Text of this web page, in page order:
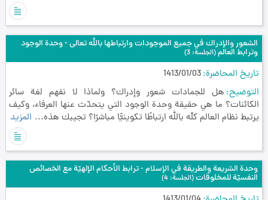
الشعور والإدراك في جميع الموجودات وارتباطها بالله تعالى - وحدة الوجود
وترابط العالم(الجلسة: 3)
تاريخ المحاضرة 1413/01/03
التوضيح هل للجمادات شعور وإدراك؟ ولماذا لا نفهم لغة سائر
الكائنات؟ ما هي حقيقة وحدة الوجود التي يتحدّث عنها العرفاء، وكيف
يرتبط نظام العالم كلّه بالله ارتباطًا تكوينيًّا مباشرًا؟ تجيبك هذه... المزيد
وحدة الشريعة والطريقة في الإسلام - ترابط الأحكام الإلهيّة مع الخصائص
النفسيّة للمخلوقات(الجلسة: 4)